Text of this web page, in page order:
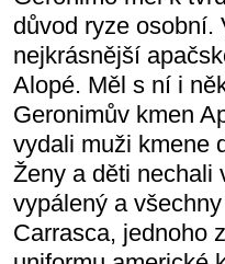
důvod ryze osobní.
nejkrásnější
Alopé. Měl s ní i
Geronimův kmen
vydali muži kmene
Ženy a děti nechali
vypálený a
Carrasca, jednoho